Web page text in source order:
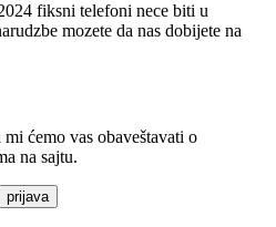
fiksni telefoni nece biti u
mozete da nas dobijete na
ćemo vas obaveštavati o
na sajtu.
prijava